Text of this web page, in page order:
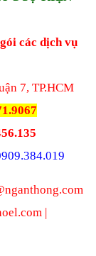
các dịch vụ
7, TP.HCM
|